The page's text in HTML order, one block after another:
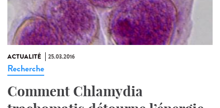
ACTUALITÉ 25.03.2016
Recherche
Comment Chlamydia